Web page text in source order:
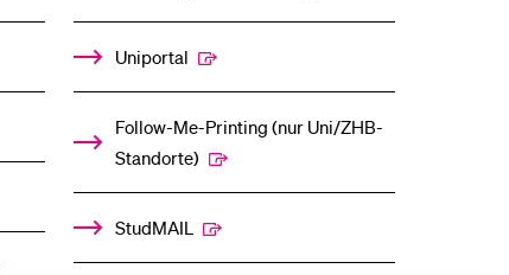
Uniportal
Follow-Me-Printing­ ­(nur Uni/ZHB-
Standorte)
StudMAIL